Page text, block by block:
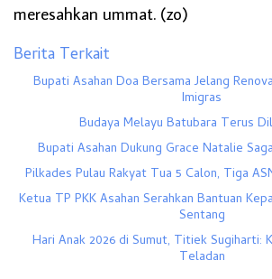
meresahkan ummat. (zo)
Berita Terkait
Bupati Asahan Doa Bersama Jelang
Imigras
Budaya Melayu Batubara Terus
Bupati Asahan Dukung Grace Natalie
Pilkades Pulau Rakyat Tua 5 Calon, Tiga
Ketua TP PKK Asahan Serahkan Bantuan
Sentang
Hari Anak 2026 di Sumut, Titiek Sugiharti:
Teladan